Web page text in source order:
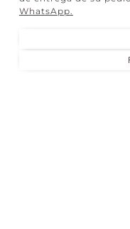
WhatsApp